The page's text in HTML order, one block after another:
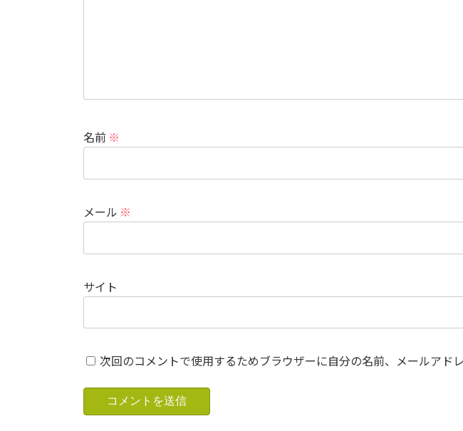
名前 ※
メール ※
サイト
次回のコメントで使用するためブラウザーに自分の名前、メールアド